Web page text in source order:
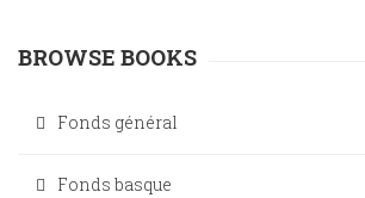
BROWSE BOOKS
Fonds général
Fonds basque